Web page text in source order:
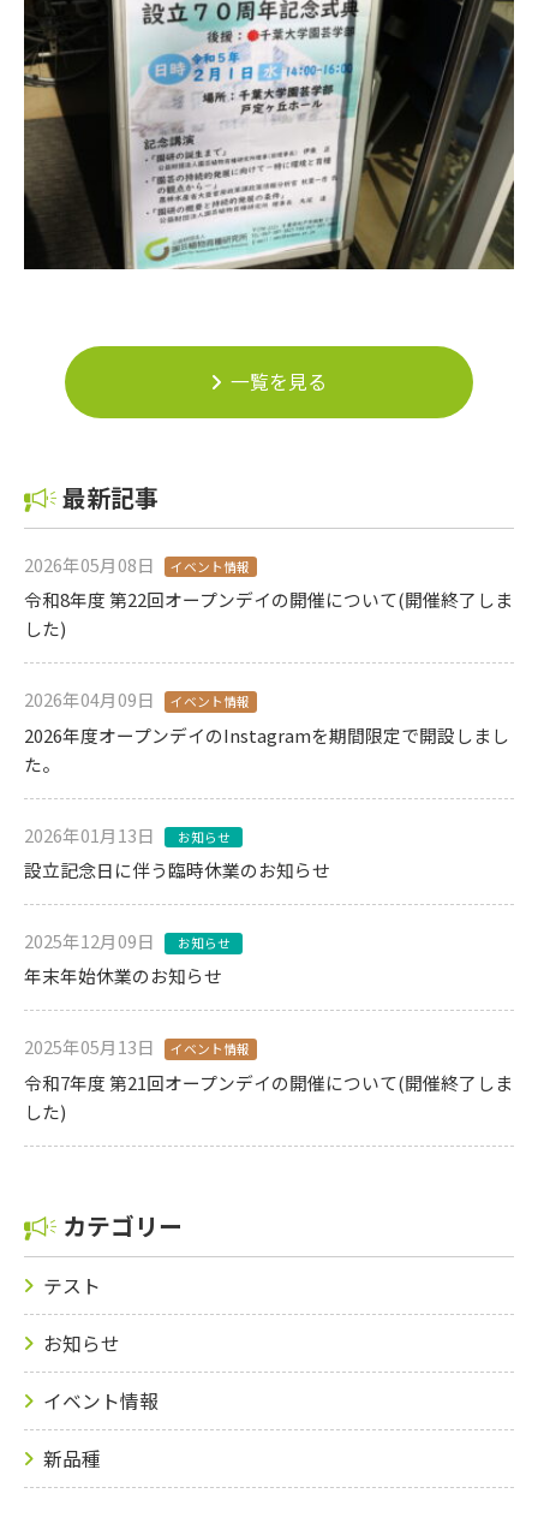
一覧を見る
最新記事
2026年05月08日 イベント情報
令和8年度 第22回オープンデイの開催について(開催終了しま
した)
2026年04月09日 イベント情報
2026年度オープンデイのInstagramを期間限定で開設しまし
た。
2026年01月13日 お知らせ
設立記念日に伴う臨時休業のお知らせ
2025年12月09日 お知らせ
年末年始休業のお知らせ
2025年05月13日 イベント情報
令和7年度 第21回オープンデイの開催について(開催終了しま
した)
カテゴリー
テスト
お知らせ
イベント情報
新品種